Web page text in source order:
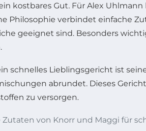
kostbares Gut. Für Alex
Philosophie verbindet einfache
geeignet sind. Besonders
schnelles Lieblingsgericht ist
abrundet. Dieses
zu versorgen.
Zutaten von Knorr und Maggi für